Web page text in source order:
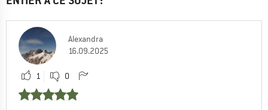
Alexandra
16.09.2025
1 0